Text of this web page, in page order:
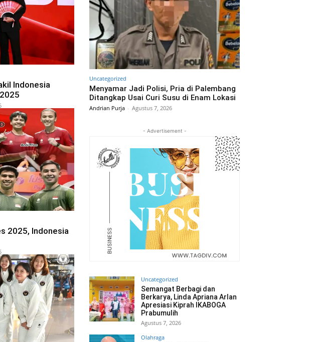
Indonesia
2025, Indonesia
Uncategorized
Menyamar Jadi Polisi, Pria di Palembang
Ditangkap Usai Curi Susu di Enam Lokasi
Andrian Purja - Agustus 7, 2026
- Advertisement -
Uncategorized
Semangat Berbagi dan
Berkarya, Linda Apriana Arlan
Apresiasi Kiprah IKABOGA
Prabumulih
Agustus 7, 2026
Olahraga